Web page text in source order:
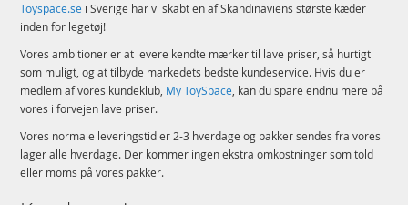
Toyspace.se i Sverige har vi skabt en af Skandinaviens største kæder
inden for legetøj!
Vores ambitioner er at levere kendte mærker til lave priser, så hurtigt
som muligt, og at tilbyde markedets bedste kundeservice. Hvis du er
medlem af vores kundeklub, My ToySpace, kan du spare endnu mere på
vores i forvejen lave priser.
Vores normale leveringstid er 2-3 hverdage og pakker sendes fra vores
lager alle hverdage. Der kommer ingen ekstra omkostninger som told
eller moms på vores pakker.